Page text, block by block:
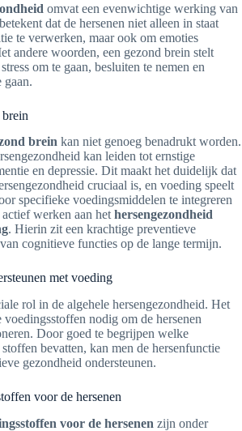
omvat een evenwichtige werking van
dat de hersenen niet alleen in staat
te verwerken, maar ook om emoties
andere woorden, een gezond brein stelt
om te gaan, besluiten te nemen en
gaan.
brein kan niet genoeg benadrukt worden.
kan leiden tot ernstige
en depressie. Dit maakt het duidelijk dat
cruciaal is, en voeding speelt
specifieke voedingsmiddelen te integreren
werken aan het hersengezondheid
. Hierin zit een krachtige preventieve
cognitieve functies op de lange termijn.
met voeding
rol in de algehele hersengezondheid. Het
nodig om de hersenen
Door goed te begrijpen welke
bevatten, kan men de hersenfunctie
gezondheid ondersteunen.
voor de hersenen
voor de hersenen zijn onder